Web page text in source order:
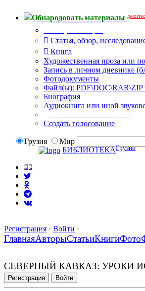
Обнародовать материалы
Статья, обзор,
Книга
Художественная проза или
Запись в личном дневнике
Фотодокументы
Файл(ы): PDF\DOC\RAR\ZIP
Биография
Аудиокнига или иной
Создать голосование
Грузия
Мир
БИБЛИОТЕКАГрузии
Регистрация · Войти ·
ГлавнаяАвторыСтатьиКнигиФото
СЕВЕРНЫЙ КАВКАЗ: УРОКИ
Регистрация Войти